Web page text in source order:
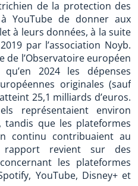
de la protection des
YouTube de donner aux
à leurs données, à la suite
par l’association Noyb.
de l’Observatoire européen
2024 les dépenses
originales (sauf
25,1 milliards d’euros.
représentaient environ
que les plateformes
continu contribuaient au
revient sur des
les plateformes
YouTube, Disney+ et